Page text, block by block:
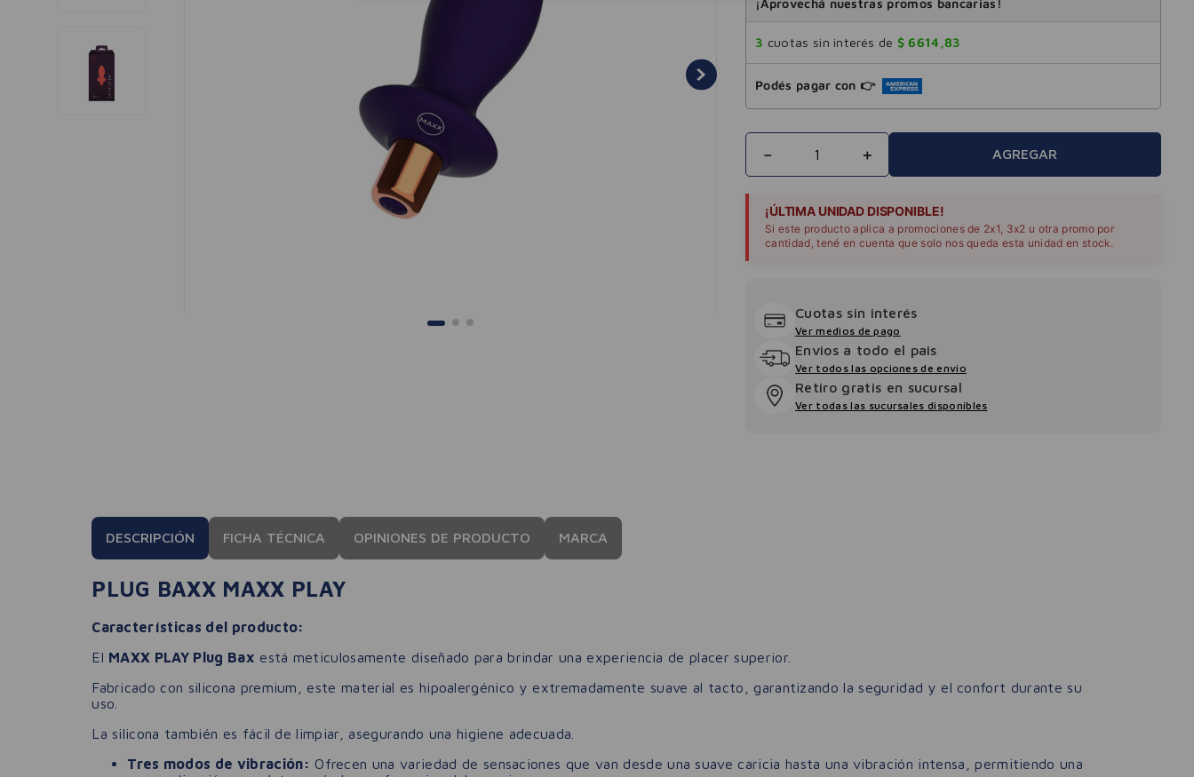
¡Aprovechá nuestras promos bancarias!
3 cuotas sin interés de $ 6614 ,83
Podés pagar con 👉
＋
－ AGREGAR
¡ÚLTIMA UNIDAD DISPONIBLE!
Si este producto aplica a promociones de 2x1, 3x2 u otra promo por
cantidad, tené en cuenta que solo nos queda esta unidad en stock.
Cuotas sin interés
Ver medios de pago
Envios a todo el pais
Ver todos las opciones de envio
Retiro gratis en sucursal
Ver todas las sucursales disponibles
DESCRIPCIÓN FICHA TÉCNICA OPINIONES DE PRODUCTO MARCA
PLUG BAXX MAXX PLAY
Características del producto:
El MAXX PLAY Plug Bax está meticulosamente diseñado para brindar una experiencia de placer superior.
Fabricado con silicona premium, este material es hipoalergénico y extremadamente suave al tacto, garantizando la seguridad y el confort durante su
uso.
La silicona también es fácil de limpiar, asegurando una higiene adecuada.
Tres modos de vibración: Ofrecen una variedad de sensaciones que van desde una suave caricia hasta una vibración intensa, permitiendo una